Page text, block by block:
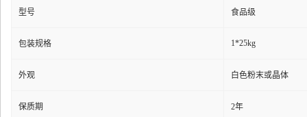
型号 食品级
包装规格 1*25kg
外观 白色粉末或晶体
保质期 2年